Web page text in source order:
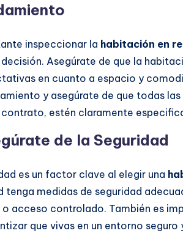
inspeccionar la habitación en
Asegúrate de que la
en cuanto a espacio y
y asegúrate de que todas
estén claramente
de la Seguridad
es un factor clave al elegir una
tenga medidas de seguridad
acceso controlado. También es
que vivas en un entorno seguro